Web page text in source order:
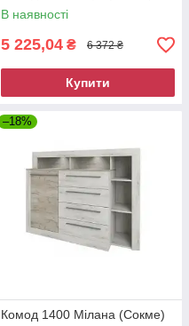
В наявності
5 225,04 ₴ 6 372 ₴
Купити
–18%
Комод 1400 Мілана (Сокме)